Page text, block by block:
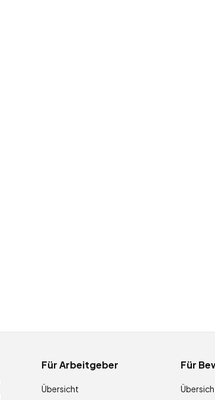
Für Arbeitgeber
Übersicht
Für